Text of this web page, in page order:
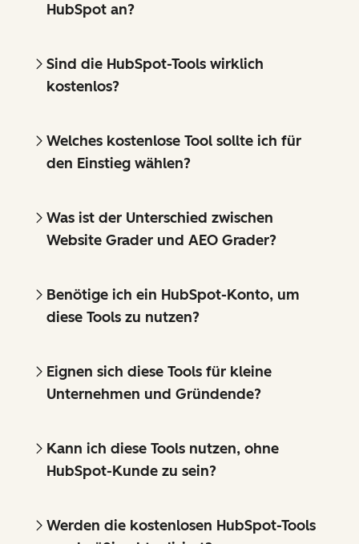
HubSpot an?
Sind die HubSpot-Tools wirklich
kostenlos?
Welches kostenlose Tool sollte ich für
den Einstieg wählen?
Was ist der Unterschied zwischen
Website Grader und AEO Grader?
Benötige ich ein HubSpot-Konto, um
diese Tools zu nutzen?
Eignen sich diese Tools für kleine
Unternehmen und Gründende?
Kann ich diese Tools nutzen, ohne
HubSpot-Kunde zu sein?
Werden die kostenlosen HubSpot-Tools